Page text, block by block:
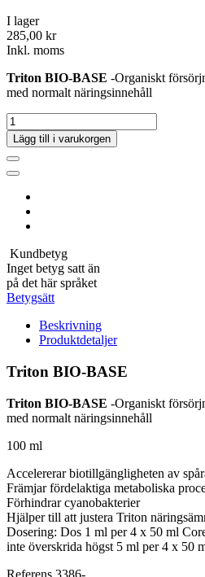
I lager
285,00 kr
Inkl. moms
Triton BIO-BASE -Organiskt
med normalt näringsinnehåll
Lägg till i varukorgen
Kundbetyg
Inget betyg satt än
på det här språket
Betygsätt
Beskrivning
Produktdetaljer
Triton BIO-BASE
Triton BIO-BASE -Organiskt
med normalt näringsinnehåll
100 ml
Accelererar biotillgängligheten av
Främjar fördelaktiga metaboliska
Förhindrar cyanobakterier
Hjälper till att justera Triton
Dosering: Dos 1 ml per 4 x 50 ml
inte överskrida högst 5 ml per 4 x 50
Referens 3386-